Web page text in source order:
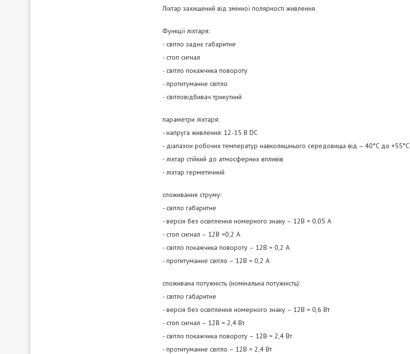
Ліхтар захищений від змінної полярності живлення
Функції ліхтаря:
- світло заднє габаритне
- стоп сигнал
- світло покажчика повороту
- протитуманне світло
- світловідбивач трикутний
параметри ліхтаря:
- напруга живлення: 12-15 В DC
- діапазон робочих температур навколишнього середовища від – 40°C до +55°C
- ліхтар стійкий до атмосферних впливів
- ліхтар герметичний
споживання струму:
- світло габаритне
- версія без освітлення номерного знаку – 12В = 0,05 A
- стоп сигнал – 12В =0,2 A
- світло покажчика повороту – 12В = 0,2 A
- протитуманне світло – 12В = 0,2 A
споживана потужність (номінальна потужність):
- світло габаритне
- версія без освітлення номерного знаку – 12В = 0,6 Вт
- стоп сигнал – 12В = 2,4 Вт
- світло покажчика повороту – 12В = 2,4 Вт
- протитуманне світло – 12В = 2,4 Вт